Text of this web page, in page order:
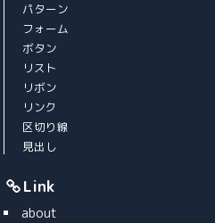
パターン
フォーム
ボタン
リスト
リボン
リンク
区切り線
見出し
Link
about